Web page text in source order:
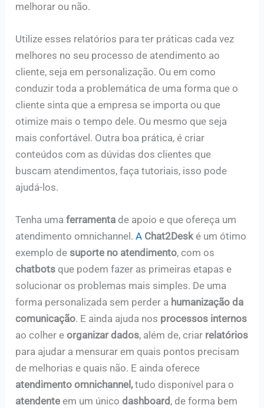
melhorar ou não.
Utilize esses relatórios para ter práticas cada vez
melhores no seu processo de atendimento ao
cliente, seja em personalização. Ou em como
conduzir toda a problemática de uma forma que o
cliente sinta que a empresa se importa ou que
otimize mais o tempo dele. Ou mesmo que seja
mais confortável. Outra boa prática, é criar
conteúdos com as dúvidas dos clientes que
buscam atendimentos, faça tutoriais, isso pode
ajudá-los.
Tenha umaferramentade apoio e que ofereça um
atendimento omnichannel. A Chat2Deské um ótimo
exemplo de suporte no atendimento, com os
chatbotsque podem fazer as primeiras etapas e
solucionar os problemas mais simples. De uma
forma personalizada sem perder a humanização da
comunicação. E ainda ajuda nos processos internos
ao colher eorganizar dados, além de, criar relatórios
para ajudar a mensurar em quais pontos precisam
de melhorias e quais não. E ainda oferece
atendimento omnichannel,tudo disponível para o
atendenteem um únicodashboard , de forma bem